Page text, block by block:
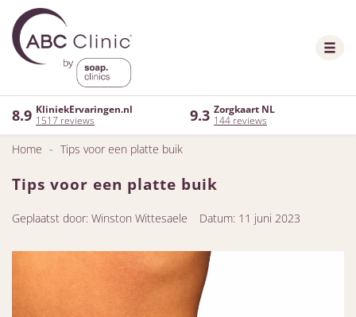
8.9 KliniekErvaringen.nl
1517 reviews
9.3 Zorgkaart NL
144 reviews
Home - Tips voor een platte buik
Tips voor een platte buik
Geplaatst door: Winston Wittesaele Datum: 11 juni 2023